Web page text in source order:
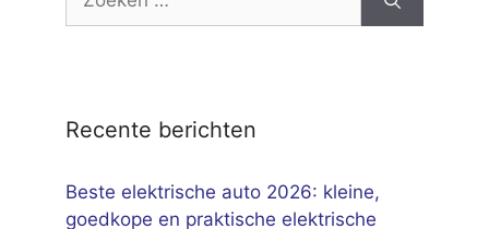
Recente berichten
Beste elektrische auto 2026: kleine,
goedkope en praktische elektrische